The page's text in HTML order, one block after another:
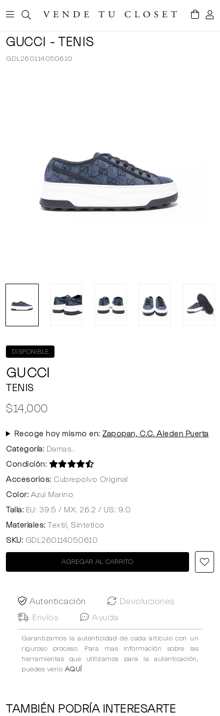
GUCCI - TENIS
GDL260114050610
DISPONIBLE
GUCCI
TENIS
$14,000
Recoge hoy mismo en: Zapopan, C.C. Aleden Puerta
Categoría: Damas..
Condición:
Accesorios: Cubrepolvo Original
Color: Azul Marino
Talla: EU: 39.5 / MX: 26.2 / US: 9.0
Materiales: Textil, Sintetico
SKU: GDL260114050610
AGREGAR AL CARRITO
Autenticación
Devoluciones
Envíos
Ayuda
Garantizamos la autenticidad de cada artículo con un
riguroso proceso. Para mas información sobre las
herramientas que utilizamos para la autenticación,
puedes verlo AQUÍ
TAMBIÉN PODRÍA INTERESARTE